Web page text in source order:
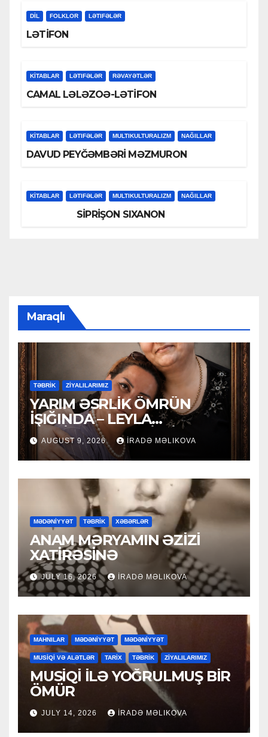
DİL FOLKLOR LƏTIFƏLƏR
LƏTİFON
KİTABLAR LƏTIFƏLƏR RƏVAYƏTLƏR
CAMAL LƏLƏZOƏ-LƏTİFON
KİTABLAR LƏTIFƏLƏR MULTIKULTURALIZM NAĞILLAR
DAVUD PEYĞƏMBƏRİ MƏZMURON
KİTABLAR LƏTIFƏLƏR MULTIKULTURALIZM NAĞILLAR
SİPRİŞON SIXANON
Maraqlı
TƏBRİK ZİYALILARIMIZ
YARIM ƏSRLİK ÖMRÜN
İŞIĞINDA – LEYLA
MƏCİDOVAYA 50 İLLİK
YUBİLEY TƏBRİKİ
AUGUST 9, 2026 İRADƏ MƏLIKOVA
MƏDƏNİYYƏT TƏBRİK XƏBƏRLƏR
ANAM MƏRYAMIN ƏZİZİ
XATİRƏSİNƏ
JULY 16, 2026 İRADƏ MƏLIKOVA
MAHNILAR MƏDƏNİYYƏT MƏDƏNİYYƏT
MUSİQİ VƏ ALƏTLƏR TARİX TƏBRİK ZİYALILARIMIZ
MUSİQİ İLƏ YOĞRULMUŞ BİR
ÖMÜR
JULY 14, 2026 İRADƏ MƏLIKOVA